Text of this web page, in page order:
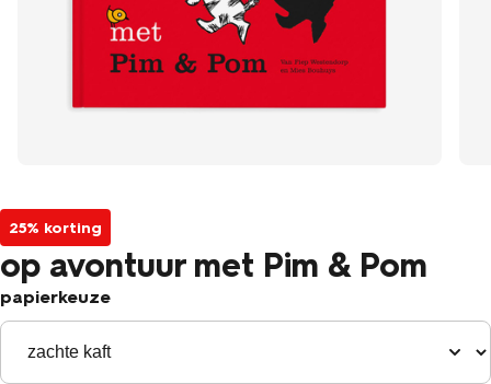
25% korting
op avontuur met Pim & Pom
papierkeuze